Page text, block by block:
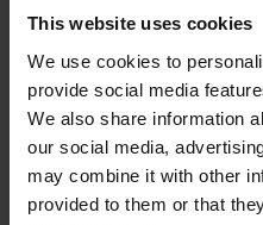
This website uses cookies
We use cookies to
provide social media
We also share information
our social media,
may combine it with other
provided to them or that
processo spiegato
I cerchi in lega diamantati
finitura OEM di lusso, ma
danneggiati da graffi sui
vernice scrostata. Molti
ruote danneggiate debbano